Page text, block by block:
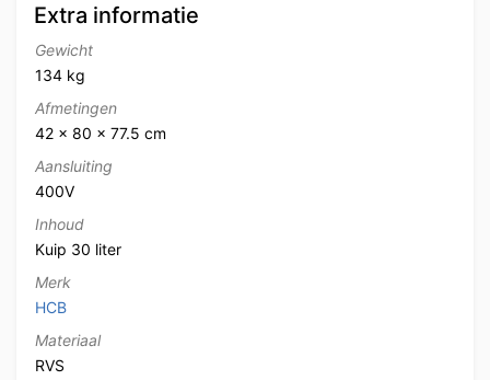
Extra informatie
Gewicht
134 kg
Afmetingen
42 × 80 × 77.5 cm
Aansluiting
400V
Inhoud
Kuip 30 liter
Merk
HCB
Materiaal
RVS